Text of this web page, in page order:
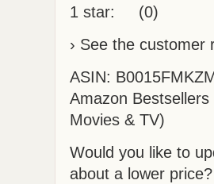
1 star: (0)
› See the customer
ASIN:
Amazon
Movies & TV)
Would you like to
about a lower price?